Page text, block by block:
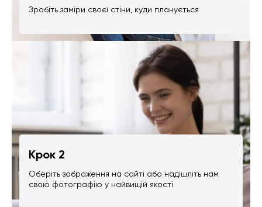
Зробіть заміри своєї стіни, куди планується
Крок 2
Оберіть зображення на сайті або надішліть нам
свою фотографію у найвищій якості